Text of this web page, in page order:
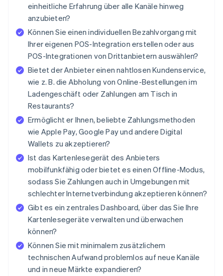
einheitliche Erfahrung über alle Kanäle hinweg
anzubieten?
Können Sie einen individuellen Bezahlvorgang mit
Ihrer eigenen POS-Integration erstellen oder aus
POS-Integrationen von Drittanbietern auswählen?
Bietet der Anbieter einen nahtlosen Kundenservice,
wie z. B. die Abholung von Online-Bestellungen im
Ladengeschäft oder Zahlungen am Tisch in
Restaurants?
Ermöglicht er Ihnen, beliebte Zahlungsmethoden
wie Apple Pay, Google Pay und andere Digital
Wallets zu akzeptieren?
Ist das Kartenlesegerät des Anbieters
mobilfunkfähig oder bietet es einen Offline-Modus,
sodass Sie Zahlungen auch in Umgebungen mit
schlechter Internetverbindung akzeptieren können?
Gibt es ein zentrales Dashboard, über das Sie Ihre
Kartenlesegeräte verwalten und überwachen
können?
Können Sie mit minimalem zusätzlichem
technischen Aufwand problemlos auf neue Kanäle
und in neue Märkte expandieren?